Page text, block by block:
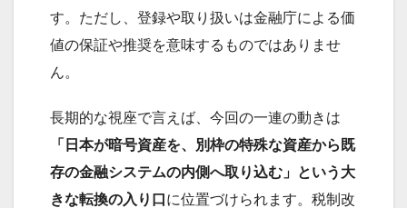
す。ただし、登録や取り扱いは金融庁による価
値の保証や推奨を意味するものではありませ
ん。
長期的な視座で言えば、今回の一連の動きは
「日本が暗号資産を、別枠の特殊な資産から既
存の金融システムの内側へ取り込む」という大
きな転換の入り口 に位置づけられます。税制改